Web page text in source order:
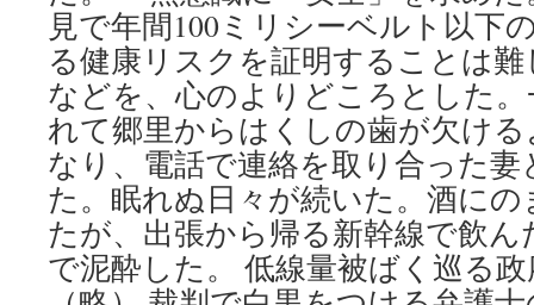
見で年間100ミリシーベルト以下
る健康リスクを証明することは
などを、心のよりどころとした
れて郷里からはくしの歯が欠け
なり、電話で連絡を取り合った
た。眠れぬ日々が続いた。酒に
たが、出張から帰る新幹線で飲
で泥酔した。 低線量被ばく巡る